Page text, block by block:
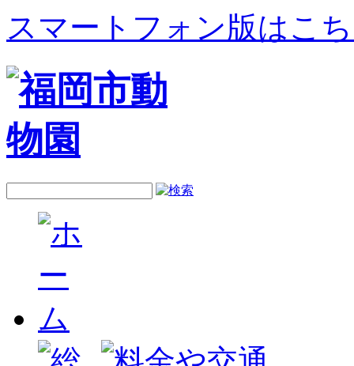
スマートフォン版はこ